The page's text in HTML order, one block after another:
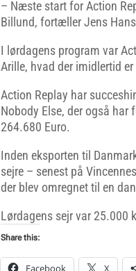
– Næste start for Action
Billund, fortæller Jens
I lørdagens program var
Arille, hvad der imidlertid
Action Replay har
Nobody Else, der også
264.680 Euro.
Inden eksporten til
sejre – senest på
der blev omregnet til en
Lørdagens sejr var 25.000
Share this:
Facebook X